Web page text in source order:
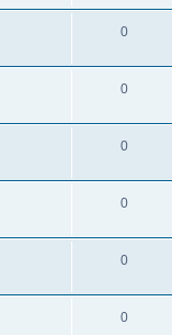
0
0
0
0
0
0